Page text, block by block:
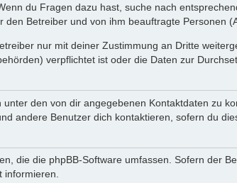
du Fragen dazu hast, suche nach
Betreiber und von ihm beauftragte Personen
nur mit deiner Zustimmung an Dritte
verpflichtet ist oder die Daten zur
den von dir angegebenen Kontaktdaten zu
andere Benutzer dich kontaktieren, sofern du
die die phpBB-Software umfassen. Sofern der
informieren.